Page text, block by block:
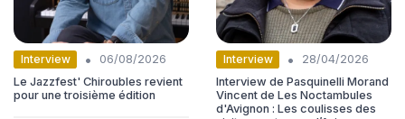
Interview •
06/08/2026
Le Jazzfest' Chiroubles revient
pour une troisième édition
Interview •
28/04/2026
Interview de Pasquinelli Morand
Vincent de Les Noctambules
d'Avignon : Les coulisses des